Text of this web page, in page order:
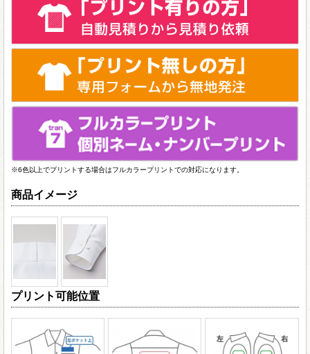
※6色以上でプリントする場合はフルカラープリントでの対応になります。
商品イメージ
プリント可能位置